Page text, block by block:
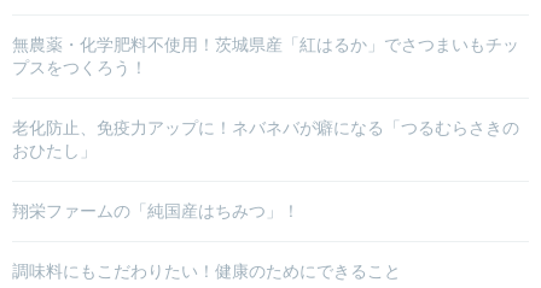
無農薬・化学肥料不使用！茨城県産「紅はるか」でさつまいもチッ
プスをつくろう！
老化防止、免疫力アップに！ネバネバが癖になる「つるむらさきの
おひたし」
翔栄ファームの「純国産はちみつ」！
調味料にもこだわりたい！健康のためにできること